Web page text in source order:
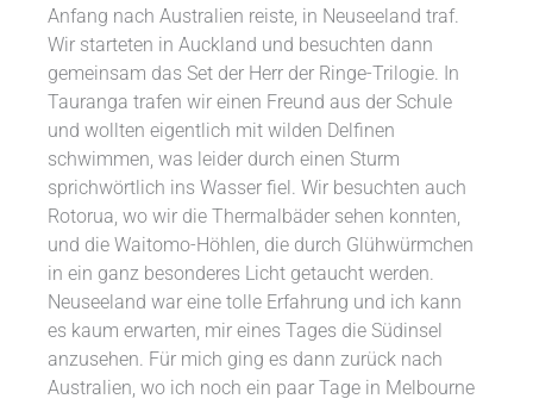
Anfang nach Australien reiste, in Neuseeland traf.
Wir starteten in Auckland und besuchten dann
gemeinsam das Set der Herr der Ringe-Trilogie. In
Tauranga trafen wir einen Freund aus der Schule
und wollten eigentlich mit wilden Delfinen
schwimmen, was leider durch einen Sturm
sprichwörtlich ins Wasser fiel. Wir besuchten auch
Rotorua, wo wir die Thermalbäder sehen konnten,
und die Waitomo-Höhlen, die durch Glühwürmchen
in ein ganz besonderes Licht getaucht werden.
Neuseeland war eine tolle Erfahrung und ich kann
es kaum erwarten, mir eines Tages die Südinsel
anzusehen. Für mich ging es dann zurück nach
Australien, wo ich noch ein paar Tage in Melbourne